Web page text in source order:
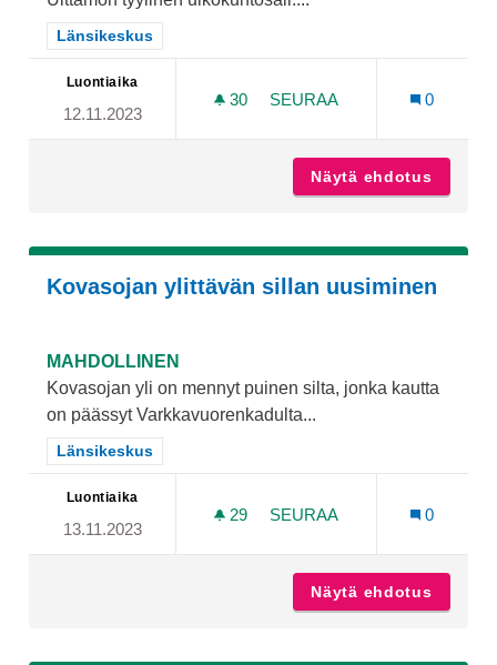
Rajaa tulokset teeman mukaan: Länsikeskus
Länsikeskus
Luontiaika
12.11.2023
30 30 SEURAAJAA
SEURAA
0
Näytä ehdotus
Kovasojan ylittävän sillan uusiminen
MAHDOLLINEN
Kovasojan yli on mennyt puinen silta, jonka kautta
on päässyt Varkkavuorenkadulta...
Rajaa tulokset teeman mukaan: Länsikeskus
Länsikeskus
Luontiaika
13.11.2023
29 29 SEURAAJAA
SEURAA
0
Näytä ehdotus